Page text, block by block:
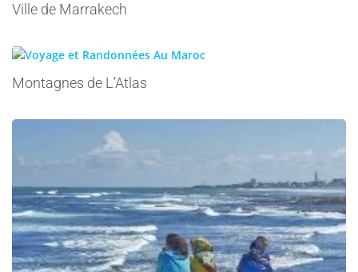
Ville de Marrakech
Montagnes de L’Atlas